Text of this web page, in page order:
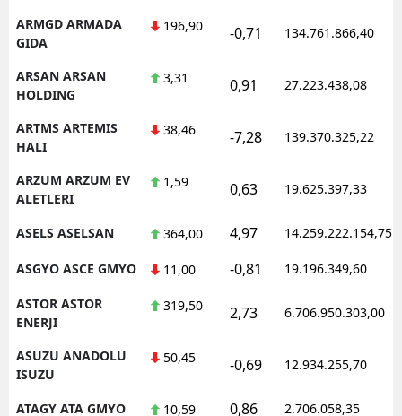
ARMGD ARMADA
GIDA
196,90 -0,71 134.761.866,40
ARSAN ARSAN
HOLDING
3,31 0,91 27.223.438,08
ARTMS ARTEMIS
HALI
38,46 -7,28 139.370.325,22
ARZUM ARZUM EV
ALETLERI
1,59 0,63 19.625.397,33
ASELS ASELSAN 364,00 4,97 14.259.222.154,75
ASGYO ASCE GMYO 11,00 -0,81 19.196.349,60
ASTOR ASTOR
ENERJI
319,50 2,73 6.706.950.303,00
ASUZU ANADOLU
ISUZU
50,45 -0,69 12.934.255,70
ATAGY ATA GMYO 10,59 0,86 2.706.058,35